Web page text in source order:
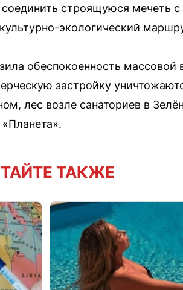
строящуюся мечеть с
экологический
обеспокоенность массовой
застройку
лес возле санаториев в
ТАКЖЕ